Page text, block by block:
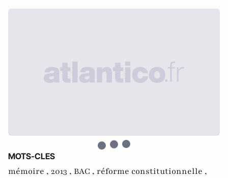
MOTS-CLES
mémoire , 2013 , BAC , réforme constitutionnelle ,